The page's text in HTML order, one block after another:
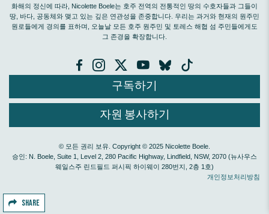
SHARE
화해의 정신에 따라, Nicolette Boele는 호주 전역의 전통적인 땅의 수호자들과 그들이
땅, 바다, 공동체와 맺고 있는 깊은 연관성을 존중합니다. 우리는 과거와 현재의 원주민
원로들에게 경의를 표하며, 오늘날 모든 호주 원주민 및 토레스 해협 섬 주민들에게도
그 존경을 확장합니다.
구독하기
자원 봉사하기
© 모든 권리 보유. Copyright © 2025 Nicolette Boele.
승인: N. Boele, Suite 1, Level 2, 280 Pacific Highway, Lindfield, NSW, 2070 (뉴사우스
웨일스주 린드필드 퍼시픽 하이웨이 280번지, 2층 1호)
개인정보처리방침